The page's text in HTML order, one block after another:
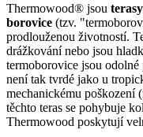
Thermowood® jsou terasy
borovice (tzv.
prodlouženou životností.
drážkování nebo jsou
termoborovice jsou
není tak tvrdé jako u
mechanickému poškození
těchto teras se pohybuje
Thermowood poskytují